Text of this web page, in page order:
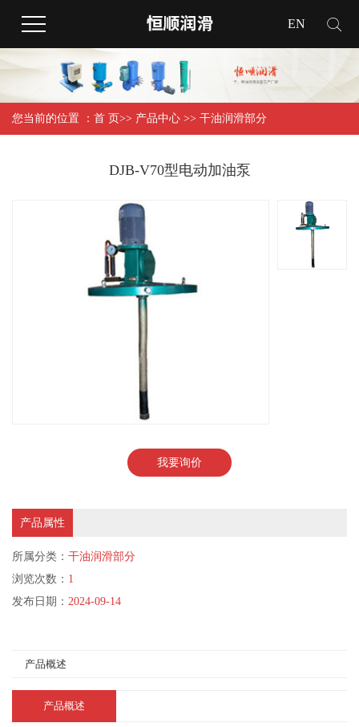
EN
您当前的位置 ： 首 页>> 产品中心 >> 干油润滑部分
DJB-V70型电动加油泵
我要询价
产品属性
所属分类： 干油润滑部分
浏览次数： 1
发布日期： 2024-09-14
产品概述
产品概述